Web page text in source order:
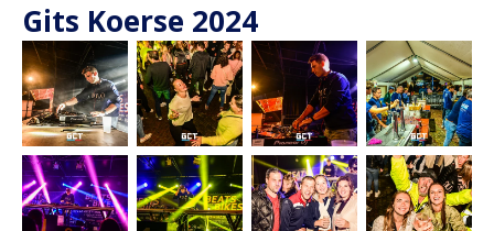
hoofdinhoud
Gits Koerse 2024